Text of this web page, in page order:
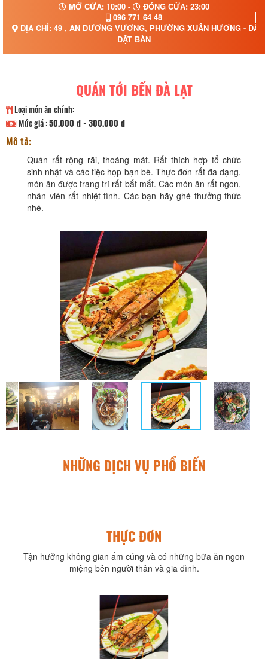
MỞ CỬA: 10:00 -
ĐÓNG CỬA: 23:00
096 771 64 48
ĐỊA CHỈ: 49 , AN DƯƠNG VƯƠNG, PHƯỜNG XUÂN HƯƠNG - ĐÀ
ĐẶT BÀN
QUÁN TỚI BẾN ĐÀ LẠT
Loại món ăn chính:
Mức giá :50.000 đ - 300.000 đ
Mô tả:
Quán rất rộng rãi, thoáng mát. Rất thích hợp tổ chức
sinh nhật và các tiệc họp bạn bè. Thực đơn rất đa dạng,
món ăn được trang trí rất bắt mắt. Các món ăn rất ngon,
nhân viên rất nhiệt tình. Các bạn hãy ghé thưởng thức
nhé.
NHỮNG DỊCH VỤ PHỔ BIẾN
THỰC ĐƠN
Tận hưởng không gian ấm cúng và có những bữa ăn ngon
miệng bên người thân và gia đình.